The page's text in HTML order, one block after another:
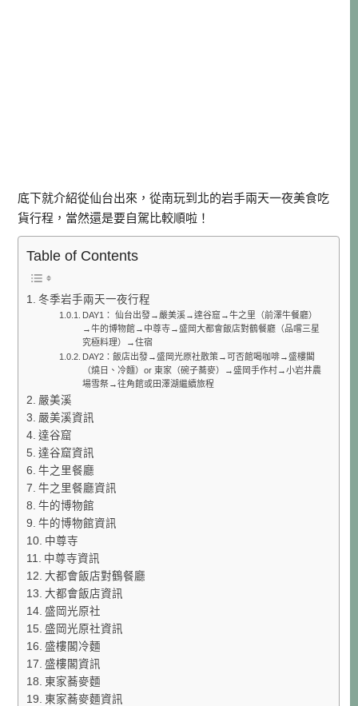
底下就介紹從仙台出來，從南玩到北的岩手兩天一夜美食吃
貨行程，當然還是要自駕比較順啦！
Table of Contents
冬季岩手兩天一夜行程
DAY1： 仙台出發→嚴美溪→達谷窟→牛之里（前澤牛餐廳）
→牛的博物館→中尊寺→盛岡大都會飯店對鶴餐廳（品嚐三星
究極料理）→住宿
DAY2：飯店出發→盛岡光原社散策→可否館喝咖啡→盛樓閣
（燒日、冷麵）or 東家（碗子蕎麥）→盛岡手作村→小岩井農
場雪祭→往角館或田澤湖繼續旅程
嚴美溪
嚴美溪資訊
達谷窟
達谷窟資訊
牛之里餐廳
牛之里餐廳資訊
牛的博物館
牛的博物館資訊
中尊寺
中尊寺資訊
大都會飯店對鶴餐廳
大都會飯店資訊
盛岡光原社
盛岡光原社資訊
盛樓閣冷麵
盛樓閣資訊
東家蕎麥麵
東家蕎麥麵資訊